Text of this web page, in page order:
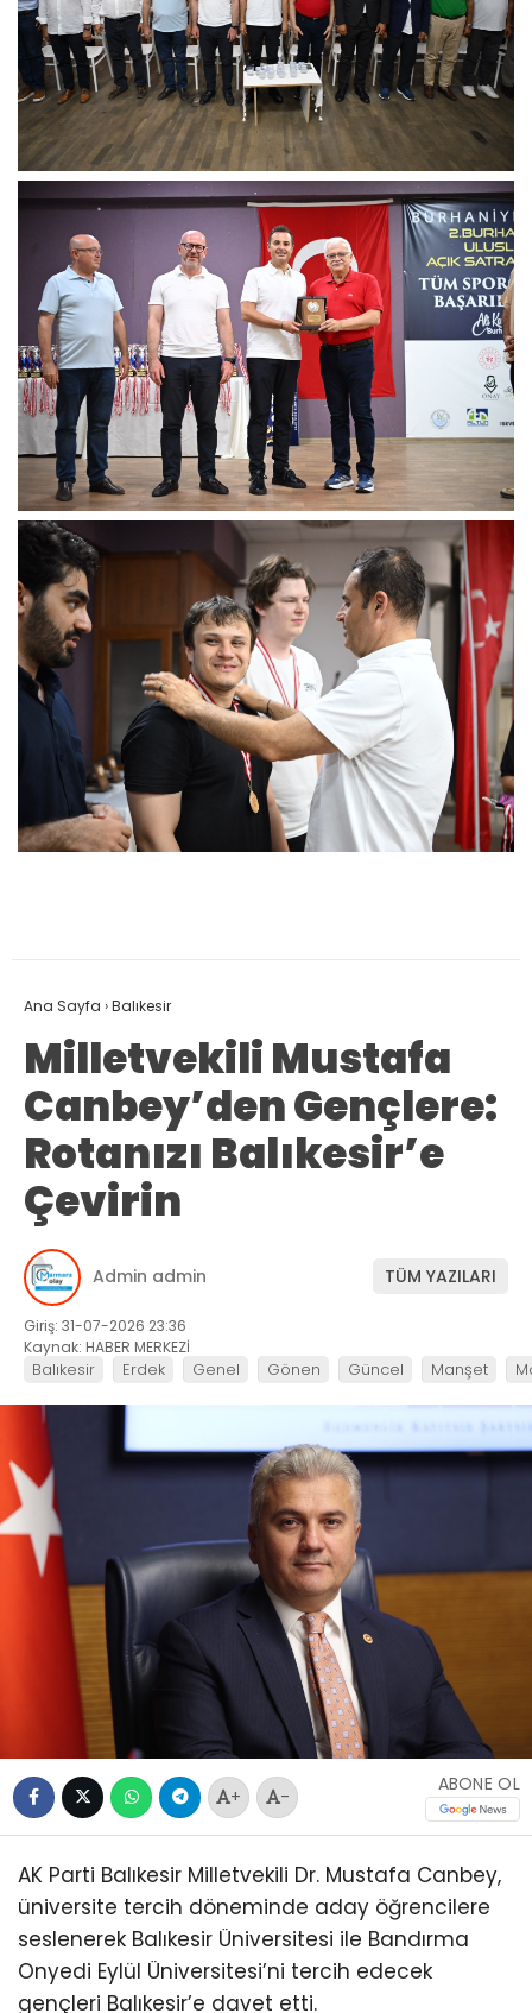
Ana Sayfa ›Balıkesir
Milletvekili Mustafa
Canbey’den Gençlere:
Rotanızı Balıkesir’e
Çevirin
Admin admin TÜM YAZILARI
Giriş: 31-07-2026 23:36
Kaynak: HABER MERKEZİ
Balıkesir Erdek Genel Gönen Güncel Manşet
+ -
ABONE OL
AK Parti Balıkesir Milletvekili Dr. Mustafa Canbey,
üniversite tercih döneminde aday öğrencilere
seslenerek Balıkesir Üniversitesi ile Bandırma
Onyedi Eylül Üniversitesi’ni tercih edecek
gençleri Balıkesir’e davet etti.